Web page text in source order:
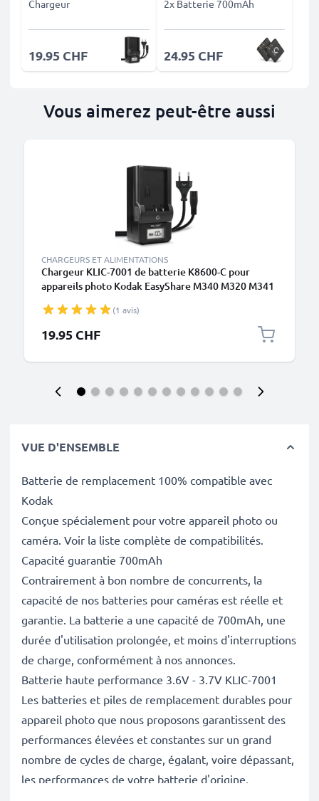
Chargeur
19.95 CHF
2x Batterie 700mAh
24.95 CHF
Vous aimerez peut-être aussi
CHARGEURS ET ALIMENTATIONS
Chargeur KLIC-7001 de batterie K8600-C pour
appareils photo Kodak EasyShare M340 M320 M341
de CELLONIC
(1 avis)
19.95 CHF
VUE D'ENSEMBLE
Batterie de remplacement 100% compatible avec
Kodak
Conçue spécialement pour votre appareil photo ou
caméra. Voir la liste complète de compatibilités.
Capacité guarantie 700mAh
Contrairement à bon nombre de concurrents, la
capacité de nos batteries pour caméras est réelle et
garantie. La batterie a une capacité de 700mAh, une
durée d'utilisation prolongée, et moins d'interruptions
de charge, conformément à nos annonces.
Batterie haute performance 3.6V - 3.7V KLIC-7001
Les batteries et piles de remplacement durables pour
appareil photo que nous proposons garantissent des
performances élevées et constantes sur un grand
nombre de cycles de charge, égalant, voire dépassant,
les performances de votre batterie d'origine.